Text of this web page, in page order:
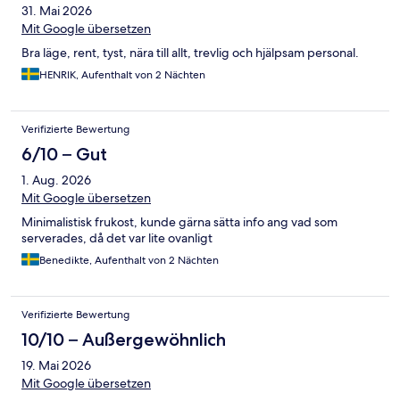
31. Mai 2026
Mit Google übersetzen
Bra läge, rent, tyst, nära till allt, trevlig och hjälpsam personal.
HENRIK, Aufenthalt von 2 Nächten
Verifizierte Bewertung
6/10 – Gut
1. Aug. 2026
Mit Google übersetzen
Minimalistisk frukost, kunde gärna sätta info ang vad som
serverades, då det var lite ovanligt
Benedikte, Aufenthalt von 2 Nächten
Verifizierte Bewertung
10/10 – Außergewöhnlich
19. Mai 2026
Mit Google übersetzen